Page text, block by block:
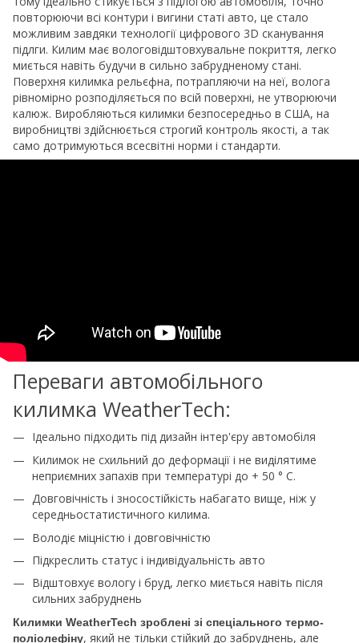
повторюючи всі контури і вигини статі авто, це стало
можливим завдяки технології цифрового 3D сканування
підлги. Килим має вологовідштовхувальне покриття, легко
миється навіть будучи в сильно забрудненому стані.
Поверхня килимка рельєфна, потрапляючи на неї, волога
рівномірно розподіляється по всій поверхні, не утворюючи
калюж. Виробляються килимки безпосередньо в США, на
виробництві здійснюється строгий контроль якості, а так
само дотримуються всесвітні норми і стандарти.
Переваги автомобільного
килимка WeatherTech:
Ідеально підходить під дизайн інтер'єру автомобіля
Килимок не схильний до деформації і не виділятиме
неприємних запахів при температурі до + 50 ° С.
Довговічність і зносостійкість набагато вище, ніж у
середньостатистичного килима.
Володіє міцністю і довговічністю
Підкреслить статус і індивідуальність авто
Відштовхує вологу і бруд, легко миється навіть після
сильних забруднень
Килимки WeatherTech зроблені зі спеціального термо-
поліолефіну, який не тільки стійкий до забруднень, але